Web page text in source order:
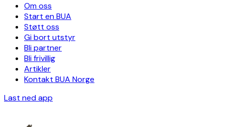
Om oss
Start en BUA
Støtt oss
Gi bort utstyr
Bli partner
Bli frivillig
Artikler
Kontakt BUA Norge
Last ned app